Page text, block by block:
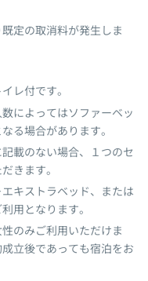
定の取消料が発生しま
レ付です。
によってはソファーベッ
る場合があります。
載のない場合、１つのセ
きます。
キストラベッド、または
用となります。
のみご利用いただけま
立後であっても宿泊をお